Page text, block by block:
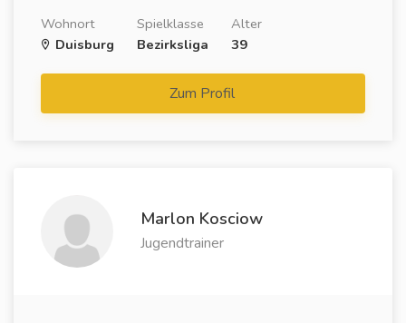
Wohnort
Duisburg
Spielklasse
Bezirksliga
Alter
39
Zum Profil
Marlon Kosciow
Jugendtrainer